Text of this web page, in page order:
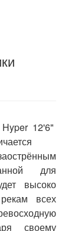
12'6"
для
высоко
всех
своему